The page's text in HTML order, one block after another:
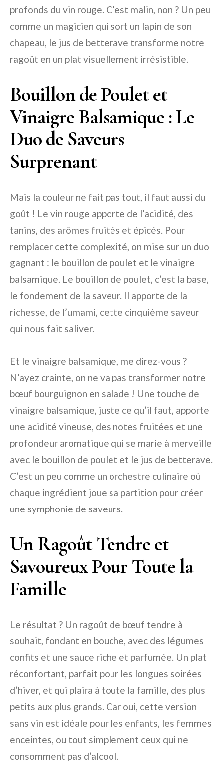
profonds du vin rouge. C’est malin, non ? Un peu
comme un magicien qui sort un lapin de son
chapeau, le jus de betterave transforme notre
ragoût en un plat visuellement irrésistible.
Bouillon de Poulet et
Vinaigre Balsamique : Le
Duo de Saveurs
Surprenant
Mais la couleur ne fait pas tout, il faut aussi du
goût ! Le vin rouge apporte de l’acidité, des
tanins, des arômes fruités et épicés. Pour
remplacer cette complexité, on mise sur un duo
gagnant : le bouillon de poulet et le vinaigre
balsamique. Le bouillon de poulet, c’est la base,
le fondement de la saveur. Il apporte de la
richesse, de l’umami, cette cinquième saveur
qui nous fait saliver.
Et le vinaigre balsamique, me direz-vous ?
N’ayez crainte, on ne va pas transformer notre
bœuf bourguignon en salade ! Une touche de
vinaigre balsamique, juste ce qu’il faut, apporte
une acidité vineuse, des notes fruitées et une
profondeur aromatique qui se marie à merveille
avec le bouillon de poulet et le jus de betterave.
C’est un peu comme un orchestre culinaire où
chaque ingrédient joue sa partition pour créer
une symphonie de saveurs.
Un Ragoût Tendre et
Savoureux Pour Toute la
Famille
Le résultat ? Un ragoût de bœuf tendre à
souhait, fondant en bouche, avec des légumes
confits et une sauce riche et parfumée. Un plat
réconfortant, parfait pour les longues soirées
d’hiver, et qui plaira à toute la famille, des plus
petits aux plus grands. Car oui, cette version
sans vin est idéale pour les enfants, les femmes
enceintes, ou tout simplement ceux qui ne
consomment pas d’alcool.